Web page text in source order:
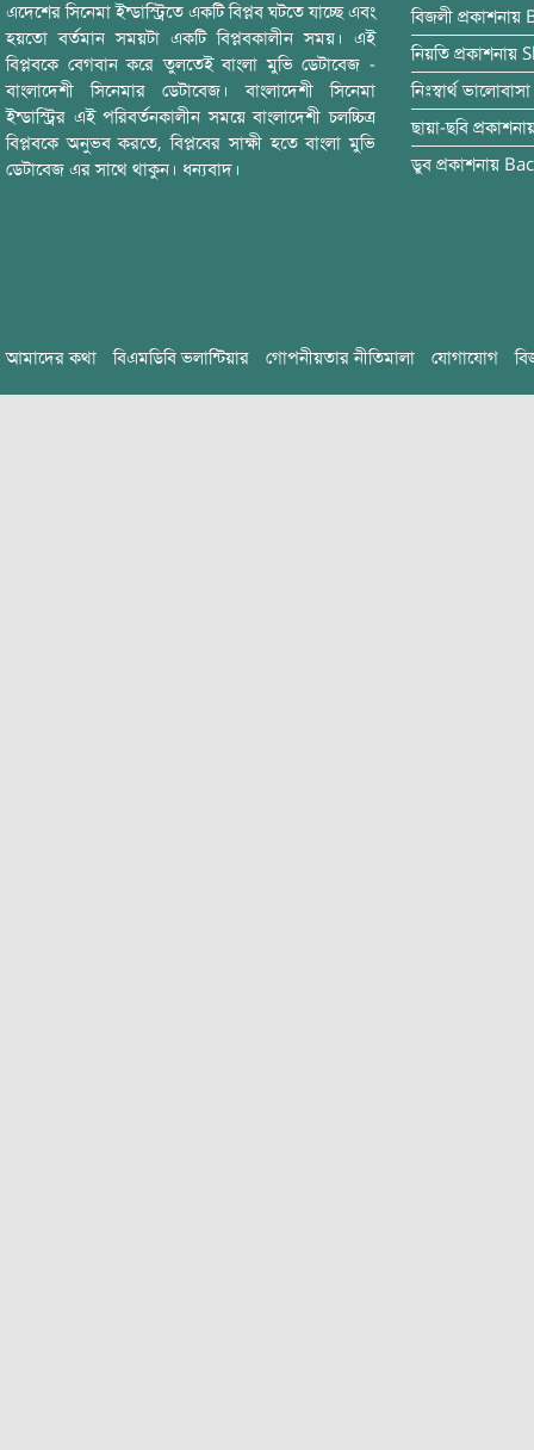
এদেশের সিনেমা ইন্ডাস্ট্রিতে একটি বিপ্লব ঘটতে যাচ্ছে এবং
হয়তো বর্তমান সময়টা একটি বিপ্লবকালীন সময়। এই
বিপ্লবকে বেগবান করে তুলতেই বাংলা মুভি ডেটাবেজ -
বাংলাদেশী সিনেমার ডেটাবেজ। বাংলাদেশী সিনেমা
ইন্ডাস্ট্রির এই পরিবর্তনকালীন সময়ে বাংলাদেশী চলচ্চিত্র
বিপ্লবকে অনুভব করতে, বিপ্লবের সাক্ষী হতে বাংলা মুভি
ডেটাবেজ এর সাথে থাকুন। ধন্যবাদ।
বিজলী প্রকাশনায়
নিয়তি প্রকাশনায়
নিঃস্বার্থ ভালোবাসা
ছায়া-ছবি
ডুব প্রকাশনায়
আমাদের কথা বিএমডিবি ভলান্টিয়ার গোপনীয়তার নীতিমালা যোগাযোগ